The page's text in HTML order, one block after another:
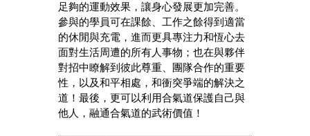
足夠的運動效果，讓身心發展更加完善。
參與的學員可在課餘、工作之餘得到適當
的休閒與充電，進而更具專注力和恆心去
面對生活周遭的所有人事物；也在與夥伴
對招中瞭解到彼此尊重、團隊合作的重要
性，以及和平相處，和衝突爭端的解決之
道！最後，更可以利用合氣道保護自己與
他人，融通合氣道的武術價值！